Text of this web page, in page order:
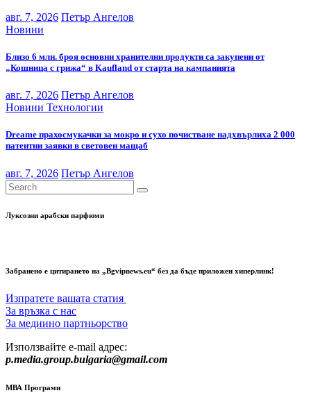
авг. 7, 2026 Петър Ангелов
Новини
Близо 6 млн. броя основни хранителни продукти са закупени от
„Кошница с грижа“ в Kaufland от старта на кампанията
авг. 7, 2026 Петър Ангелов
Новини Технологии
Dreame прахосмукачки за мокро и сухо почистване надхвърлиха 2 000
патентни заявки в световен мащаб
авг. 7, 2026 Петър Ангелов
Луксозни арабски парфюми
Забранено е цитирането на „Bgvipnews.eu“ без да бъде приложен хиперлинк!
Изпратете вашата статия
За връзка с нас
За медиино партньорство
Използвайте e-mail адрес:
p.media.group.bulgaria@gmail.com
МВА Програми